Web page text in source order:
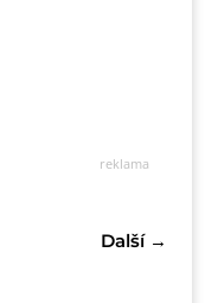
reklama
Další→